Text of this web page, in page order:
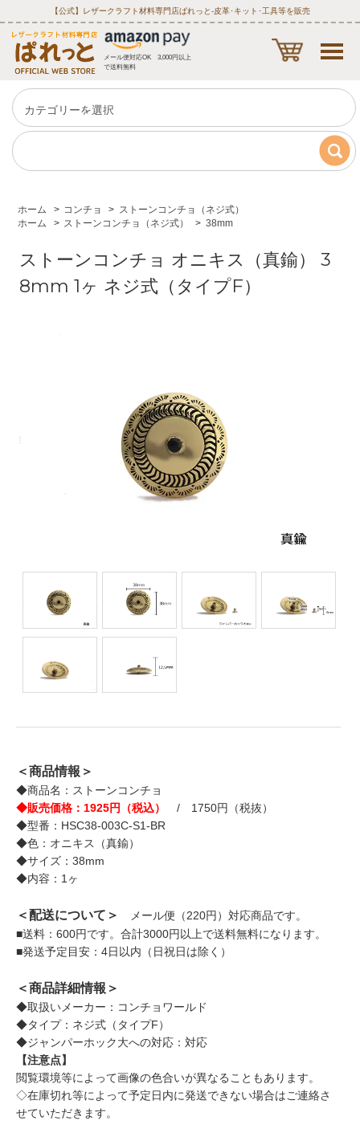
【公式】レザークラフト材料専門店ぱれっと‐皮革･キット･工具等を販売
メール便対応OK 3,000円以上
で送料無料
ホーム > コンチョ > ストーンコンチョ（ネジ式）
ホーム
> ストーンコンチョ（ネジ式） > 38mm
ストーンコンチョ オニキス（真鍮） 3
8mm 1ヶ ネジ式（タイプF）
＜商品情報＞
◆商品名：ストーンコンチョ
◆販売価格：1925円（税込）
/ 1750円（税抜）
◆型番：HSC38-003C-S1-BR
◆色：オニキス（真鍮）
◆サイズ：38mm
◆内容：1ヶ
＜配送について＞
メール便（220円）対応商品です。
■送料：600円です。合計3000円以上で送料無料になります。
■発送予定目安：4日以内（日祝日は除く）
＜商品詳細情報＞
◆取扱いメーカー：コンチョワールド
◆タイプ：ネジ式（タイプF）
◆ジャンパーホック大への対応：対応
【注意点】
閲覧環境等によって画像の色合いが異なることもあります。
◇在庫切れ等によって予定日内に発送できない場合はご連絡さ
せていただきます。